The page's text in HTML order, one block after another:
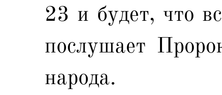
23 и будет, что
послушает
народа.